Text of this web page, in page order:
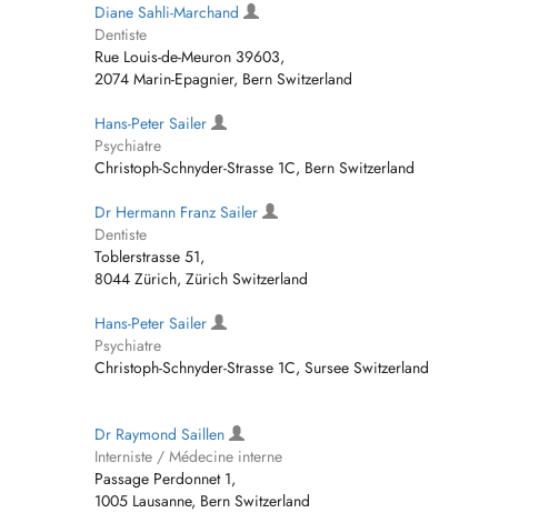
Diane Sahli-Marchand
Dentiste
Rue Louis-de-Meuron 39603,
2074 Marin-Epagnier, Bern Switzerland
Hans-Peter Sailer
Psychiatre
Christoph-Schnyder-Strasse 1C, Bern Switzerland
Dr Hermann Franz Sailer
Dentiste
Toblerstrasse 51,
8044 Zürich, Zürich Switzerland
Hans-Peter Sailer
Psychiatre
Christoph-Schnyder-Strasse 1C, Sursee Switzerland
Dr Raymond Saillen
Interniste / Médecine interne
Passage Perdonnet 1,
1005 Lausanne, Bern Switzerland